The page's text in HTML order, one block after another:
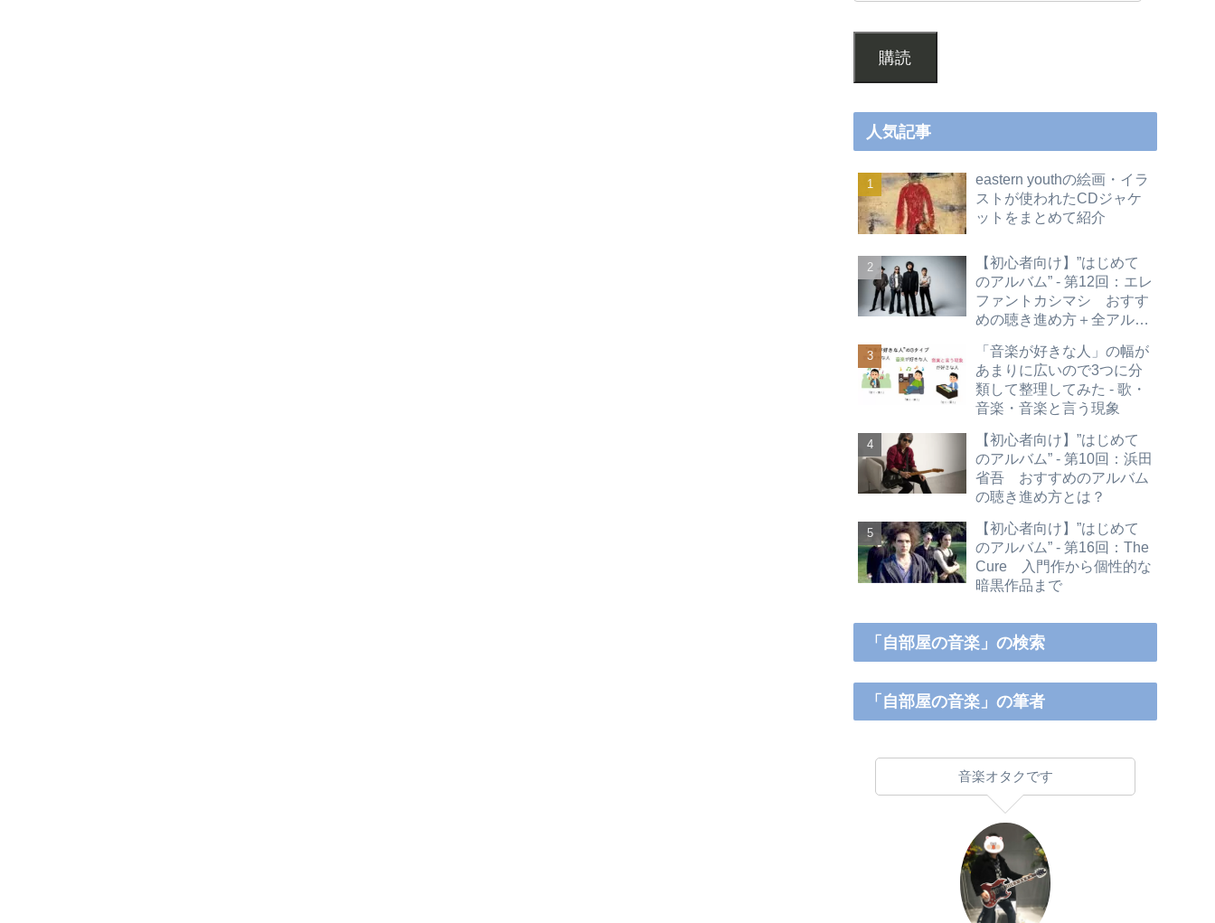
購読
人気記事
eastern youthの絵画・イラ
ストが使われたCDジャケ
ットをまとめて紹介
【初心者向け】”はじめて
のアルバム” - 第12回：エレ
ファントカシマシ おすす
めの聴き進め方＋全アルバ
「音楽が好きな人」の幅が
あまりに広いので3つに分
類して整理してみた - 歌・
音楽・音楽と言う現象
【初心者向け】”はじめて
のアルバム” - 第10回：浜田
省吾 おすすめのアルバム
の聴き進め方とは？
【初心者向け】”はじめて
のアルバム” - 第16回：The
Cure 入門作から個性的な
暗黒作品まで
「自部屋の音楽」の検索
「自部屋の音楽」の筆者
音楽オタクです